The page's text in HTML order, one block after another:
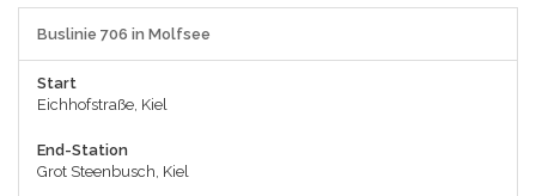
Buslinie 706 in Molfsee
Start
Eichhofstraße, Kiel
End-Station
Grot Steenbusch, Kiel